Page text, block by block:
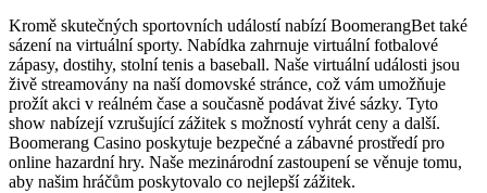
Kromě skutečných sportovních událostí nabízí BoomerangBet také
sázení na virtuální sporty. Nabídka zahrnuje virtuální fotbalové
zápasy, dostihy, stolní tenis a baseball. Naše virtuální události jsou
živě streamovány na naší domovské stránce, což vám umožňuje
prožít akci v reálném čase a současně podávat živé sázky. Tyto
show nabízejí vzrušující zážitek s možností vyhrát ceny a další.
Boomerang Casino poskytuje bezpečné a zábavné prostředí pro
online hazardní hry. Naše mezinárodní zastoupení se věnuje tomu,
aby našim hráčům poskytovalo co nejlepší zážitek.